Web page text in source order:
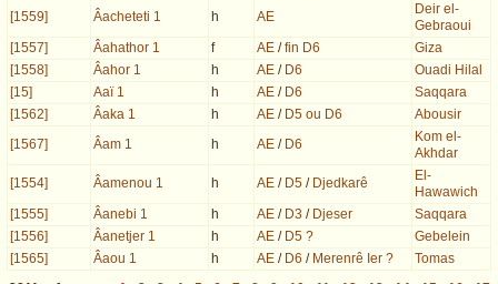
[1559]
Âacheteti 1 h AE
Deir el-
Gebraoui
[1557]
Âahathor 1 f AE /fin D6
Giza
[1558]
Âahor 1 h AE / D6
Ouadi Hilal
[15]
Aaï 1 h AE / D6
Saqqara
[1562]
Âaka 1 h AE / D5 ou D6
Abousir
[1567]
Âam 1 h AE / D6
Kom el-
Akhdar
[1554]
Âamenou 1 h AE / D5 / Djedkarê
El-
Hawawich
[1555]
Âanebi 1 h AE / D3 / Djeser
Saqqara
[1556]
Âanetjer 1 h AE / D5 ?
Gebelein
[1565]
Âaou 1 h AE / D6 / Merenrê Ier ?
Tomas